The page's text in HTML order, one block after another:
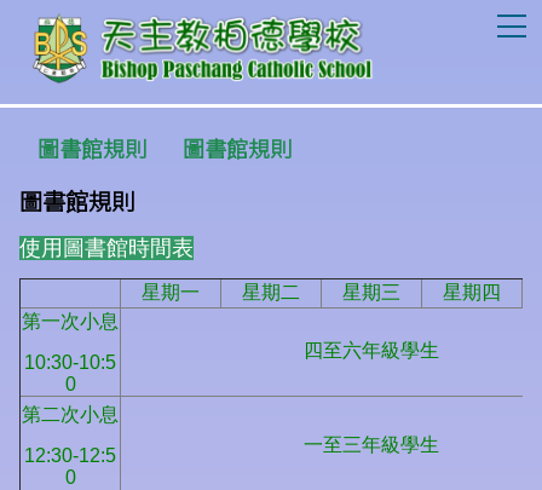
圖書館規則 圖書館規則
圖書館規則